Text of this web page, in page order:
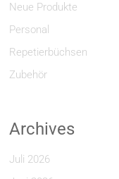
Neue Produkte
Personal
Repetierbüchsen
Zubehör
Archives
Juli 2026